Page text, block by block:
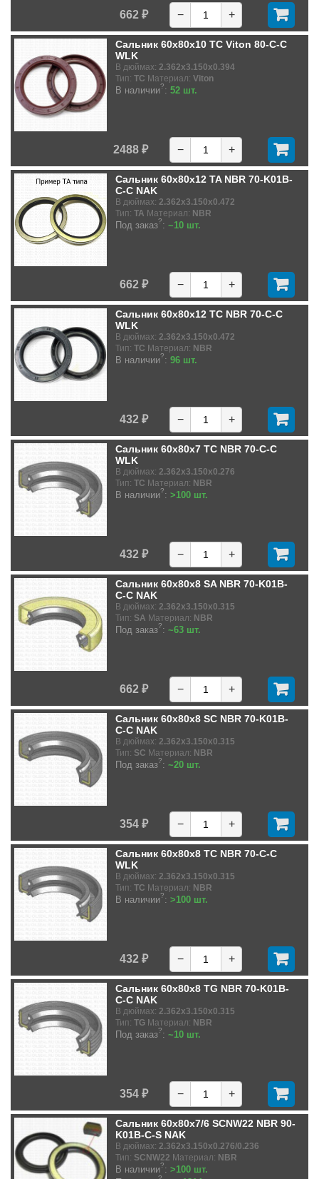
662 ₽ − +
Сальник 60x80x10 TC Viton 80-C-C
WLK
В дюймах: 2.362x3.150x0.394
Тип: TC Материал: Viton
В наличии?: 52 шт.
2488 ₽ − +
Сальник 60x80x12 TA NBR 70-K01B-
C-C NAK
В дюймах: 2.362x3.150x0.472
Тип: TA Материал: NBR
Под заказ?: ~10 шт.
662 ₽ − +
Сальник 60x80x12 TC NBR 70-C-C
WLK
В дюймах: 2.362x3.150x0.472
Тип: TC Материал: NBR
В наличии?: 96 шт.
432 ₽ − +
Сальник 60x80x7 TC NBR 70-C-C
WLK
В дюймах: 2.362x3.150x0.276
Тип: TC Материал: NBR
В наличии?: >100 шт.
432 ₽ − +
Сальник 60x80x8 SA NBR 70-K01B-
C-C NAK
В дюймах: 2.362x3.150x0.315
Тип: SA Материал: NBR
Под заказ?: ~63 шт.
662 ₽ − +
Сальник 60x80x8 SC NBR 70-K01B-
C-C NAK
В дюймах: 2.362x3.150x0.315
Тип: SC Материал: NBR
Под заказ?: ~20 шт.
354 ₽ − +
Сальник 60x80x8 TC NBR 70-C-C
WLK
В дюймах: 2.362x3.150x0.315
Тип: TC Материал: NBR
В наличии?: >100 шт.
432 ₽ − +
Сальник 60x80x8 TG NBR 70-K01B-
C-C NAK
В дюймах: 2.362x3.150x0.315
Тип: TG Материал: NBR
Под заказ?: ~10 шт.
354 ₽ − +
Сальник 60x80x7/6 SCNW22 NBR 90-
K01B-C-S NAK
В дюймах: 2.362x3.150x0.276/0.236
Тип: SCNW22 Материал: NBR
В наличии?: >100 шт.